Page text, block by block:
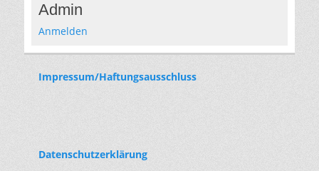
Admin
Anmelden
Impressum/Haftungsausschluss
Datenschutzerklärung